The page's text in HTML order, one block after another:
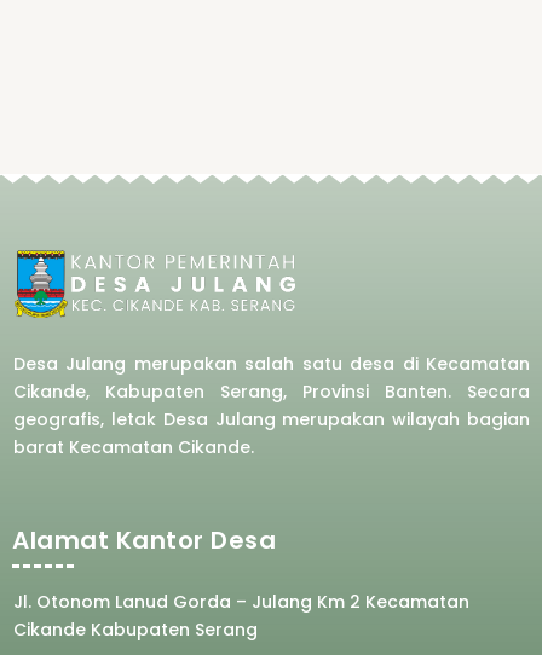
Desa Julang merupakan salah satu desa di Kecamatan
Cikande, Kabupaten Serang, Provinsi Banten. Secara
geografis, letak Desa Julang merupakan wilayah bagian
barat Kecamatan Cikande.
Alamat Kantor Desa
Jl. Otonom Lanud Gorda – Julang Km 2 Kecamatan
Cikande Kabupaten Serang